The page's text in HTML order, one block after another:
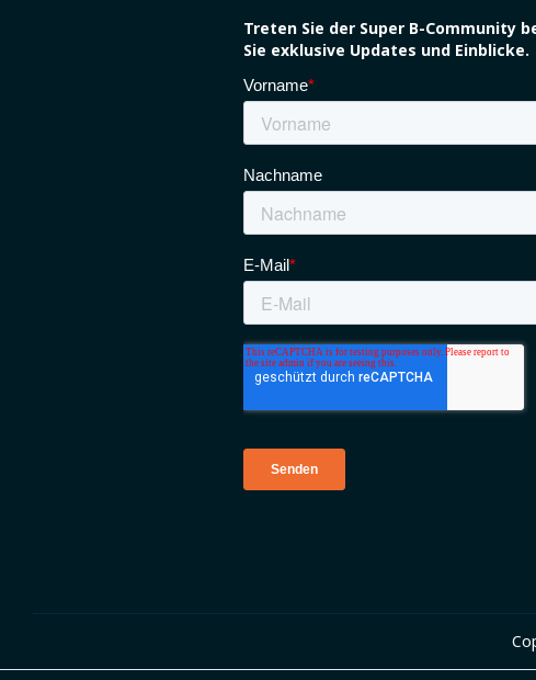
Treten Sie der Super B-Community
Sie exklusive Updates und Einblicke.